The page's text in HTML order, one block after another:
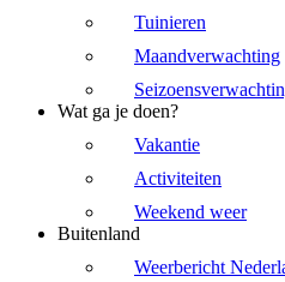
Tuinieren
Maandverwachting
Wat ga je doen?
Vakantie
Activiteiten
Weekend weer
Buitenland
Weerbericht